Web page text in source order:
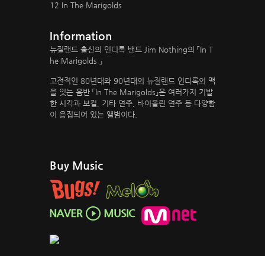
12 In The Marigolds
Information
뉴질랜드 출신의 인디록 밴드 Jim Nothing의 「In T
he Marigolds 」
고전적인 80년대와 90년대의 뉴질랜드 인디록의 맥
을 잇는 음반 「In The Marigolds」은 여러가지 기발
한 시각과 보컬, 기타 연주, 바이올린 연주 등 다양함
이 응집되어 있는 앨범이다.
Buy Music